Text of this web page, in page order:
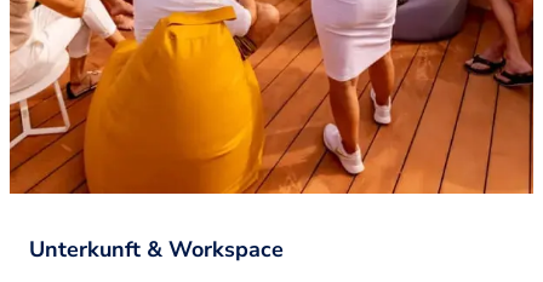
Unterkunft & Workspace